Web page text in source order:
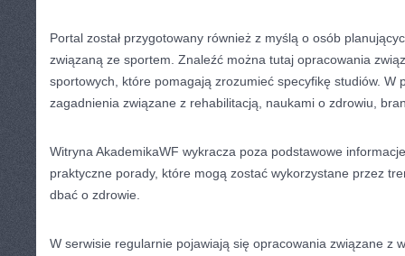
Portal został przygotowany również z myślą o osób
związaną ze sportem. Znaleźć można tutaj opracowania
sportowych, które pomagają zrozumieć specyfikę studiów. W
zagadnienia związane z rehabilitacją, naukami o zdrowiu,
Witryna AkademikaWF wykracza poza podstawowe
praktyczne porady, które mogą zostać wykorzystane przez
dbać o zdrowie.
W serwisie regularnie pojawiają się opracowania związane z